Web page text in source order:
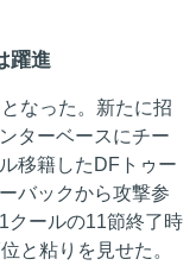
躍進
なった。新たに招
ターベースにチー
移籍したDFトゥー
バックから攻撃参
クールの11節終了時
と粘りを見せた。